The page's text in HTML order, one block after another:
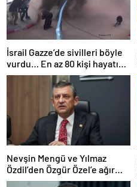
İsrail Gazze’de sivilleri böyle
vurdu… En az 80 kişi hayatını
kaybetti
Nevşin Mengü ve Yılmaz
Özdil’den Özgür Özel’e ağır
eleştiriler